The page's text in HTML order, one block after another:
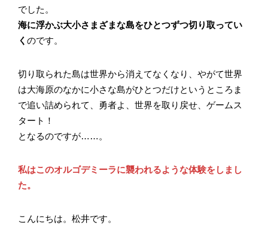
でした。
海に浮かぶ大小さまざまな島をひとつずつ切り取ってい
く のです。
切り取られた島は世界から消えてなくなり、やがて世界
は大海原のなかに小さな島がひとつだけというところま
で追い詰められて、勇者よ、世界を取り戻せ、ゲームス
タート！
となるのですが……。
私はこのオルゴデミーラに襲われるような体験をしまし
た。
こんにちは。松井です。